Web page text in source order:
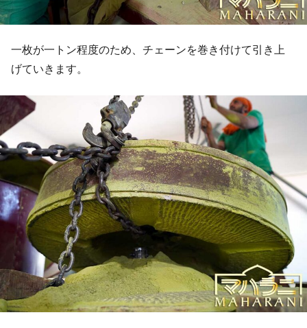
一枚が一トン程度のため、チェーンを巻き付けて引き上
げていきます。